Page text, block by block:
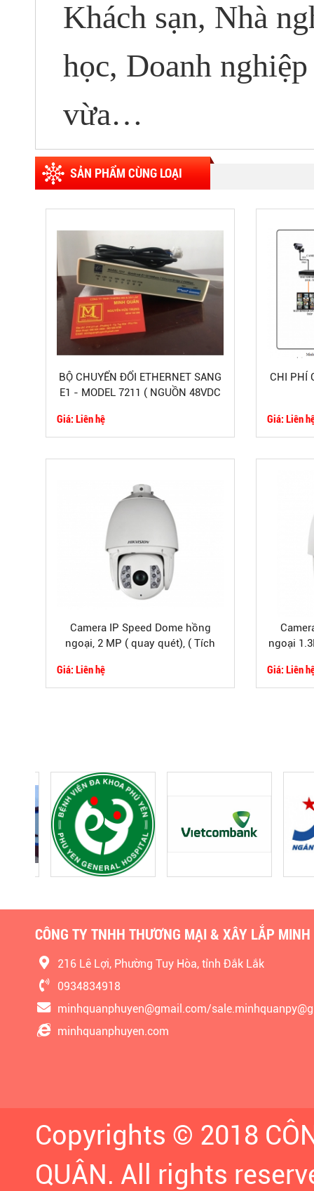
Khách sạn, Nhà
học, Doanh
vừa…
SẢN PHẨM CÙNG LOẠI
BỘ CHUYỂN ĐỔI ETHERNET SANG
E1 - MODEL 7211 ( NGUỒN 48VDC
Giá: Liên hệ
CHI PHÍ
Giá: Liên
Camera IP Speed Dome hồng
ngoại, 2 MP ( quay quét), ( Tích
Giá: Liên hệ
ngoại
Giá: Liên
CÔNG TY TNHH THƯƠNG MẠI & XÂY LẮP
216 Lê Lợi, Phường Tuy Hòa, tỉnh Đắk Lắk
0934834918
minhquanphuyen@gmail.com/
minhquanphuyen.com
Copyrights © 2018
QUÂN. All rights